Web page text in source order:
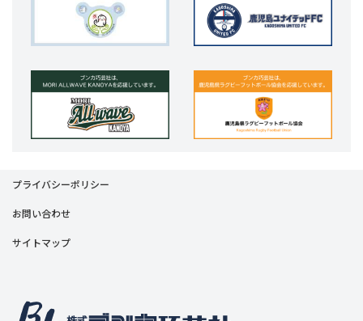
プライバシーポリシー
お問い合わせ
サイトマップ